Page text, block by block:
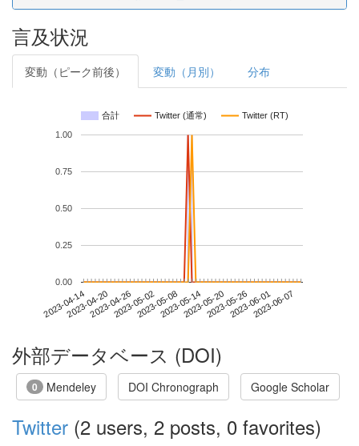
言及状況
変動（ピーク前後） 変動（月別） 分布
合計 Twitter (通常) Twitter (RT)
2023-04-142023-04-202023-04-262023-05-022023-05-082023-05-142023-05-202023-05-262023-06-012023-06-07
0.00
0.25
0.50
0.75
1.00
外部データベース (DOI)
0 Mendeley DOI Chronograph Google Scholar
Twitter (2 users, 2 posts, 0 favorites)